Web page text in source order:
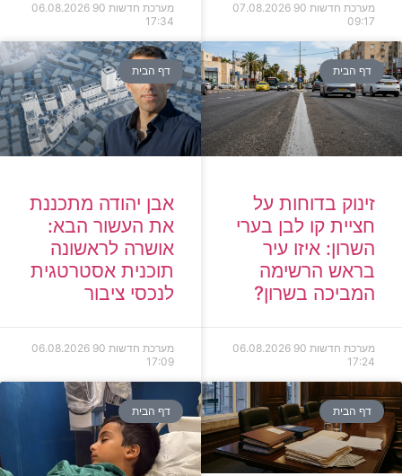
מערכת חדשות 90
07.08.2026
09:17
מערכת חדשות 90
06.08.2026
17:34
דף הבית
זינוק בדוחות על
חציית קו לבן בערי
השרון: איזו עיר
בראש הרשימה
המביכה בשרון?
מערכת חדשות 90
06.08.2026
17:24
דף הבית
אבן יהודה מתכננת
את העשור הבא:
אושרה לראשונה
תוכנית אסטרטגית
לנכסי ציבור
מערכת חדשות 90
06.08.2026
17:09
דף הבית דף הבית